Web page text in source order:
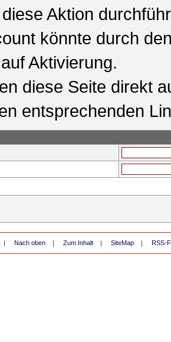
Aktion
könnte durch
Aktivierung.
diese Seite direkt
entsprechenden
| Nach oben | Zum Inhalt | SiteMap | RSS-